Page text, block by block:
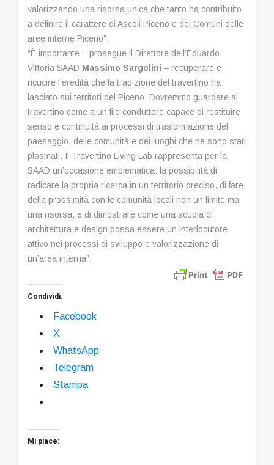
valorizzando una risorsa unica che tanto ha contribuito
a definire il carattere di Ascoli Piceno e dei Comuni delle
aree interne Piceno”.
“È importante – prosegue il Direttore dell’Eduardo
Vittoria SAAD Massimo Sargolini – recuperare e
ricucire l’eredità che la tradizione del travertino ha
lasciato sui territori del Piceno. Dovremmo guardare al
travertino come a un filo conduttore capace di restituire
senso e continuità ai processi di trasformazione del
paesaggio, delle comunità e dei luoghi che ne sono stati
plasmati. Il Travertino Living Lab rappresenta per la
SAAD un’occasione emblematica: la possibilità di
radicare la propria ricerca in un territorio preciso, di fare
della prossimità con le comunità locali non un limite ma
una risorsa, e di dimostrare come una scuola di
architettura e design possa essere un interlocutore
attivo nei processi di sviluppo e valorizzazione di
un’area interna”.
Condividi:
Facebook
X
WhatsApp
Telegram
Stampa
Mi piace: